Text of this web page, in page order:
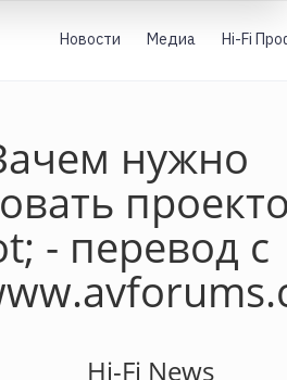
Новости Медиа Hi-Fi
нужно
- перевод с
Hi-Fi News